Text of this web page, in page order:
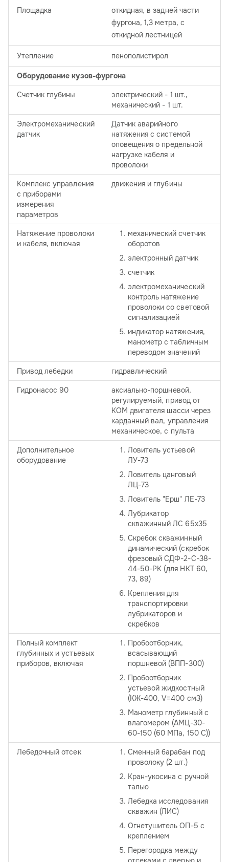
Площадка
откидная, в задней части
фургона, 1,3 метра, с
откидной лестницей
Утепление пенополистирол
Оборудование кузов-фургона
Счетчик глубины
электрический - 1 шт.,
механический - 1 шт.
Электромеханический
датчик
Датчик аварийного
натяжения с системой
оповещения о предельной
нагрузке кабеля и
проволоки
Комплекс управления
с приборами
измерения
параметров
движения и глубины
Натяжение проволоки
и кабеля, включая
механический счетчик
оборотов
электронный датчик
счетчик
электромеханический
контроль натяжение
проволоки со световой
сигнализацией
индикатор натяжения,
манометр с табличным
переводом значений
Привод лебедки гидравлический
Гидронасос 90
аксиально-поршневой,
регулируемый, привод от
КОМ двигателя шасси через
карданный вал, управления
механическое, с пульта
Дополнительное
оборудование
Ловитель устьевой
ЛУ-73
Ловитель цанговый
ЛЦ-73
Ловитель "Ерш" ЛЕ-73
Лубрикатор
скважинный ЛС 65х35
Скребок скважинный
динамический (скребок
фрезовый СДФ-2-С-38-
44-50-РК (для НКТ 60,
73, 89)
Крепления для
транспортировки
лубрикаторов и
скребков
Полный комплект
глубинных и устьевых
приборов, включая
Пробоотборник,
всасывающий
поршневой (ВПП-300)
Пробоотборник
устьевой жидкостный
(КЖ-400, V=400 см3)
Манометр глубинный с
влагомером (АМЦ-30-
60-150 (60 МПа, 150 С))
Лебедочный отсек
Сменный барабан под
проволоку (2 шт.)
Кран-укосина с ручной
талью
Лебедка исследования
скважин (ЛИС)
Огнетушитель ОП-5 с
креплением
Перегородка между